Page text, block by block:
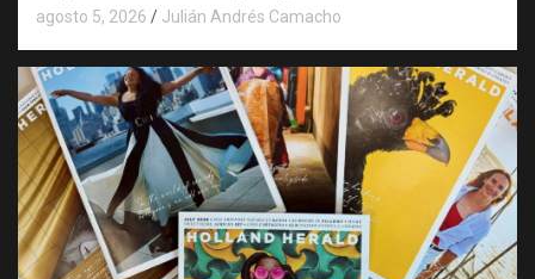
agosto 5, 2026 Julián Andrés Camacho